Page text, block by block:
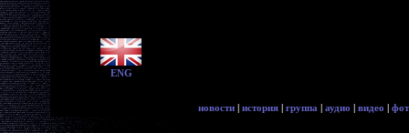
ENG
новости | история | группа | аудио | видео |